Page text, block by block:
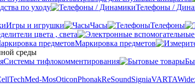
по уходу Телефоны /
Игры и игрушки Часы Телефоны
цвета , света
Маркировка предметов
среды
Системы тифлокомментирования
Med-MosOticonPhonakReSoundSigniaVARTA